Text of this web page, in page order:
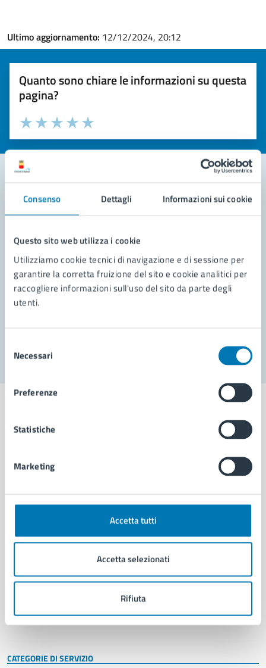
Consenso Dettagli Informazioni sui cookie
Questo sito web utilizza i cookie
Utilizziamo cookie tecnici di navigazione e di sessione per
garantire la corretta fruizione del sito e cookie analitici per
raccogliere informazioni sull'uso del sito da parte degli
utenti.
delNecessari
Preferenze
Statistiche
Marketing
Accetta tutti
Accetta selezionati
Rifiuta
Ultimo aggiornamento: 12/12/2024, 20:12
Quanto sono chiare le informazioni su questa
pagina?
Valuta la chiarezza delle informazioni (da 1 a 5 stelle)
Seleziona il numero di stelle per valutare la chiarezza delle
Valuta 5 stelle su 5
Valuta 4 stelle su 5
Valuta 3 stelle su 5
Valuta 2 stelle su 5
Valuta 1 stelle su 5
Contatta il comune
Richiedi assistenza
Prenota appuntamento
Problemi in città
Aree amministrative
Uffici
Politici
Intranet, posta aziendale e protocollo
CATEGORIE DI SERVIZIO